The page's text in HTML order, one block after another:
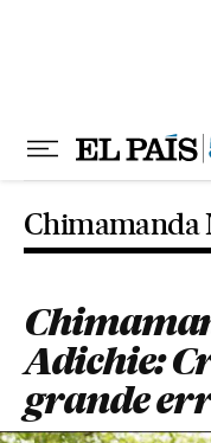
Chimamanda
Adichie:
grande